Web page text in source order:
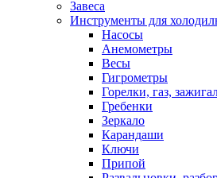
Завеса
Инструменты для
Насосы
Анемометры
Весы
Гигрометры
Горелки, газ,
Гребенки
Зеркало
Карандаши
Ключи
Припой